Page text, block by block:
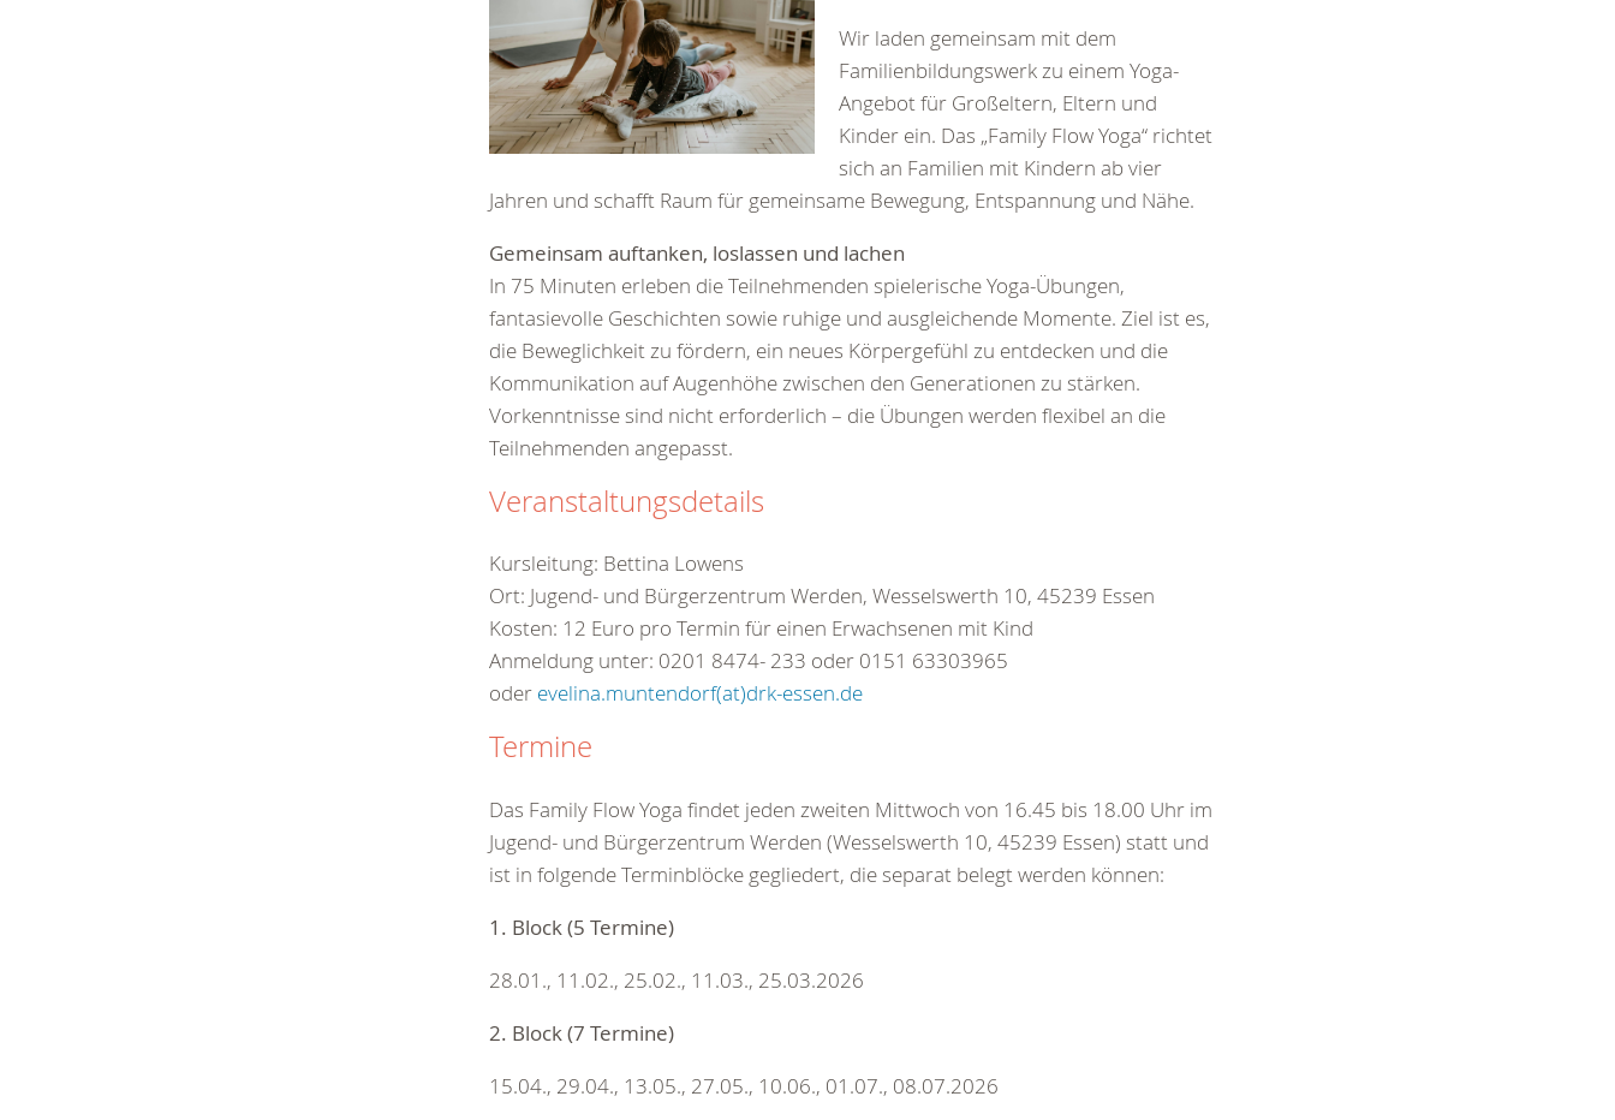
Wir laden gemeinsam mit dem
Familienbildungswerk zu einem Yoga-
Angebot für Großeltern, Eltern und
Kinder ein. Das „Family Flow Yoga“ richtet
sich an Familien mit Kindern ab vier
Jahren und schafft Raum für gemeinsame Bewegung, Entspannung und Nähe.
Gemeinsam auftanken, loslassen und lachen
In 75 Minuten erleben die Teilnehmenden spielerische Yoga-Übungen,
fantasievolle Geschichten sowie ruhige und ausgleichende Momente. Ziel ist es,
die Beweglichkeit zu fördern, ein neues Körpergefühl zu entdecken und die
Kommunikation auf Augenhöhe zwischen den Generationen zu stärken.
Vorkenntnisse sind nicht erforderlich – die Übungen werden flexibel an die
Teilnehmenden angepasst.
Veranstaltungsdetails
Kursleitung: Bettina Lowens
Ort: Jugend- und Bürgerzentrum Werden, Wesselswerth 10, 45239 Essen
Kosten: 12 Euro pro Termin für einen Erwachsenen mit Kind
Anmeldung unter: 0201 8474- 233 oder 0151 63303965
oder evelina.muntendorf(at)drk-essen.de
Termine
Das Family Flow Yoga findet jeden zweiten Mittwoch von 16.45 bis 18.00 Uhr im
Jugend- und Bürgerzentrum Werden (Wesselswerth 10, 45239 Essen) statt und
ist in folgende Terminblöcke gegliedert, die separat belegt werden können:
1. Block (5 Termine)
28.01., 11.02., 25.02., 11.03., 25.03.2026
2. Block (7 Termine)
15.04., 29.04., 13.05., 27.05., 10.06., 01.07., 08.07.2026